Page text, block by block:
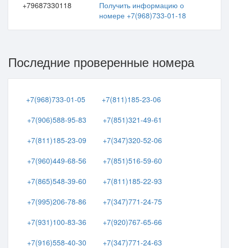
+79687330118
Получить информацию о
номере +7(968)733-01-18
Последние проверенные номера
+7(968)733-01-05
+7(811)185-23-06
+7(906)588-95-83
+7(851)321-49-61
+7(811)185-23-09
+7(347)320-52-06
+7(960)449-68-56
+7(851)516-59-60
+7(865)548-39-60
+7(811)185-22-93
+7(995)206-78-86
+7(347)771-24-75
+7(931)100-83-36
+7(920)767-65-66
+7(916)558-40-30
+7(347)771-24-63